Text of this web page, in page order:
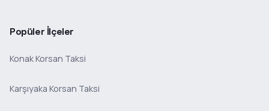
Popüler İlçeler
Konak Korsan Taksi
Karşıyaka Korsan Taksi